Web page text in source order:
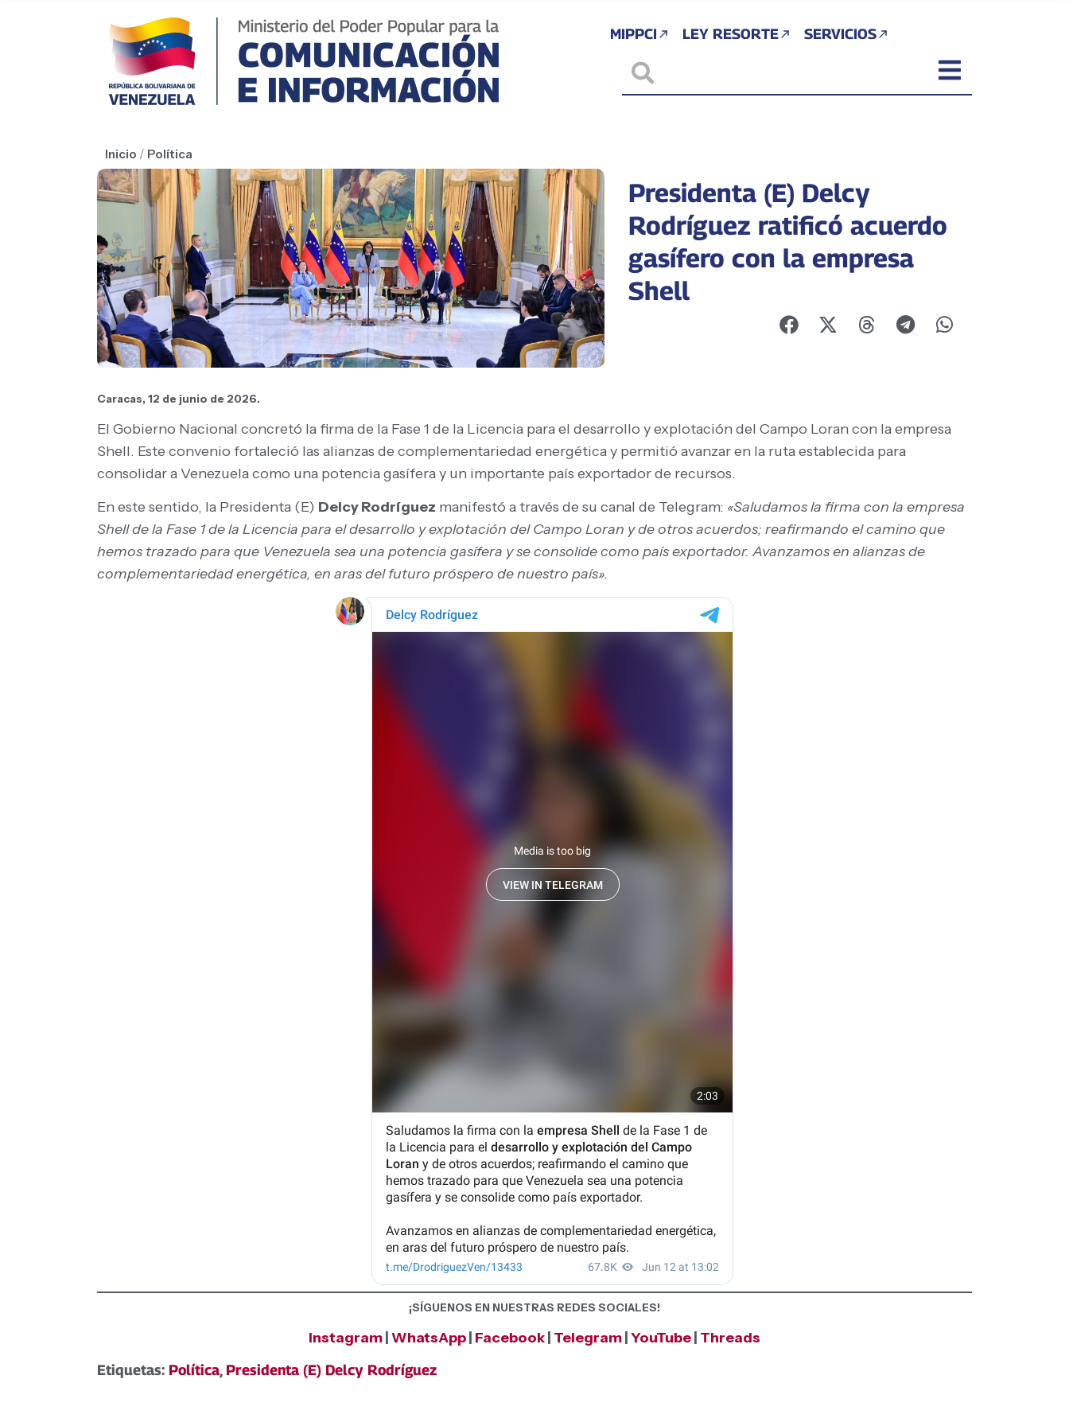
MIPPCI LEY RESORTE SERVICIOS
Inicio / Política
Presidenta (E) Delcy
Rodríguez ratificó acuerdo
gasífero con la empresa
Shell
Caracas, 12 de junio de 2026.
El Gobierno Nacional concretó la firma de la Fase 1 de la Licencia para el desarrollo y explotación del Campo Loran con la empresa
Shell. Este convenio fortaleció las alianzas de complementariedad energética y permitió avanzar en la ruta establecida para
consolidar a Venezuela como una potencia gasífera y un importante país exportador de recursos.
En este sentido, la Presidenta (E) Delcy Rodríguez manifestó a través de su canal de Telegram: «Saludamos la firma con la empresa
Shell de la Fase 1 de la Licencia para el desarrollo y explotación del Campo Loran y de otros acuerdos; reafirmando el camino que
hemos trazado para que Venezuela sea una potencia gasífera y se consolide como país exportador. Avanzamos en alianzas de
complementariedad energética, en aras del futuro próspero de nuestro país».
¡SÍGUENOS EN NUESTRAS REDES SOCIALES!
Instagram WhatsApp Facebook Telegram YouTube Threads
Etiquetas: Política, Presidenta (E) Delcy Rodríguez